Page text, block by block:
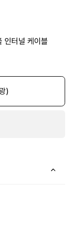
인터널 케이블
)